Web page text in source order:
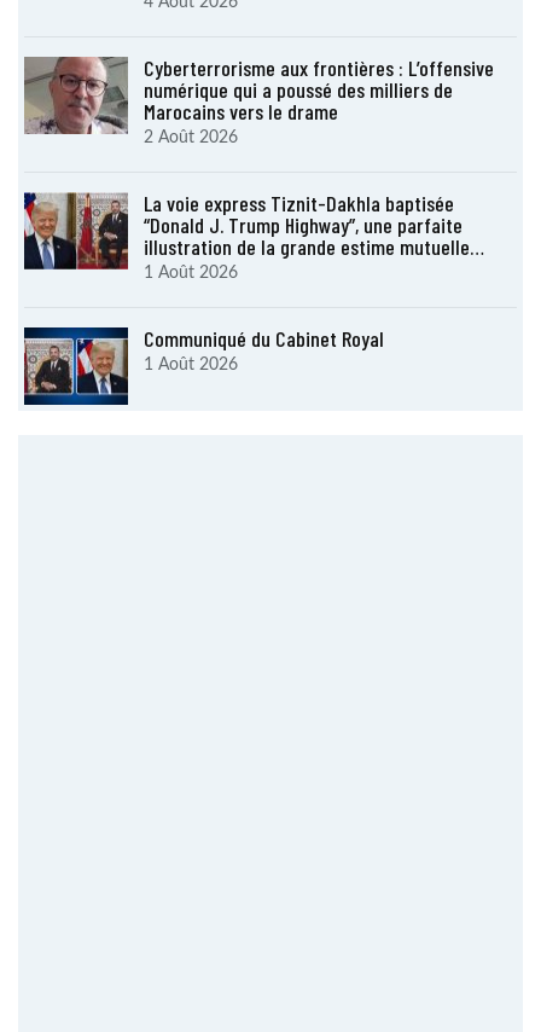
Cyberterrorisme aux frontières : L’offensive
numérique qui a poussé des milliers de
Marocains vers le drame
2 Août 2026
La voie express Tiznit-Dakhla baptisée
“Donald J. Trump Highway”, une parfaite
illustration de la grande estime mutuelle…
1 Août 2026
Communiqué du Cabinet Royal
1 Août 2026